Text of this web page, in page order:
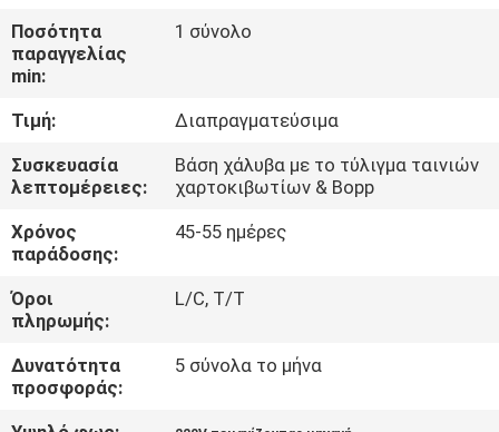
ΠΟΙΟΤΙΚΌΣ
ΈΛΕΓΧΟΣ
ΜΑΣ
ΕΛΆΤΕ
ΣΕ
ΕΠΑΦΉ
ΜΕ
ΖΗΤΉΣΤΕ
ΈΝΑ
Ποσότητα
παραγγελίας
min:
1 σύνολο
Τιμή:
Διαπραγματεύσιμα
Συσκευασία
λεπτομέρειες:
Βάση χάλυβα με το τύλιγμα ταινιών
χαρτοκιβωτίων & Bopp
Χρόνος
παράδοσης:
45-55 ημέρες
Όροι
πληρωμής:
L/C, T/T
Δυνατότητα
προσφοράς:
5 σύνολα το μήνα